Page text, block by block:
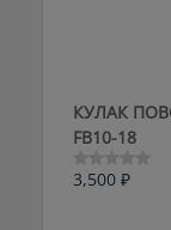
КУЛАК
FB10-18
Оценка
3,500 ₽